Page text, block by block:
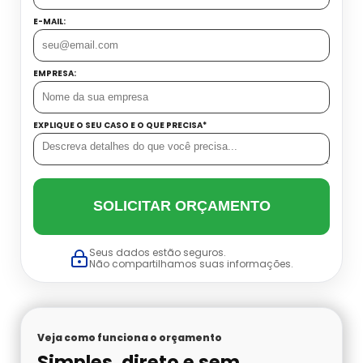
Balança Linear Sp
Balança Multi Cabeças
Balança Multi Cabeças Preço
Balança Multi Cabeças Sp
Balança Multicabeçote Preço
Contadora Preço
Dosadora Para Pó
Datador Cetro
E-MAIL:
EMPRESA:
EXPLIQUE O SEU CASO E O QUE PRECISA*
SOLICITAR ORÇAMENTO
Seus dados estão seguros.
Não compartilhamos suas informações.
Veja como funciona o orçamento